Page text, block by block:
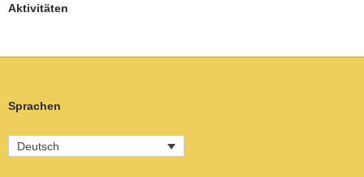
Aktivitäten
Sprachen
Deutsch